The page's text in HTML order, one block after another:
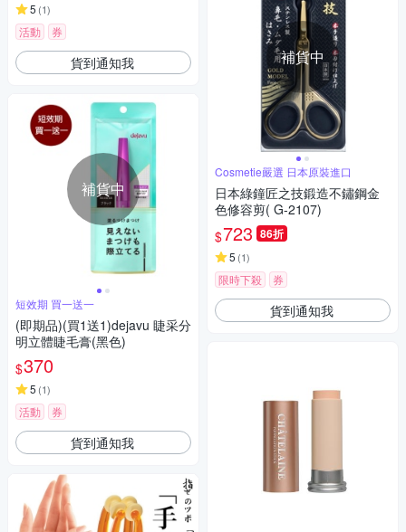
5 (1)
活動 券
貨到通知我
補貨中
短效期 買一送一
(即期品)(買1送1)dejavu 睫采分
明立體睫毛膏(黑色)
$370
5 (1)
活動 券
貨到通知我
補貨中
Cosmetie嚴選 日本原裝進口
日本綠鐘匠之技鍛造不鏽鋼金
色修容剪( G-2107)
$723 86折
5 (1)
限時下殺 券
貨到通知我